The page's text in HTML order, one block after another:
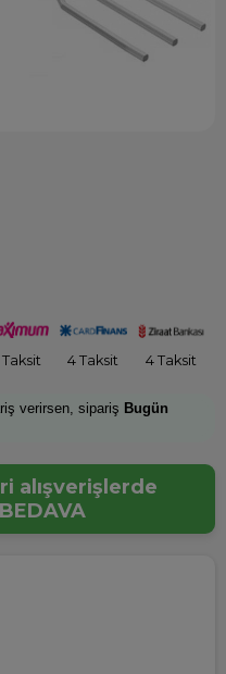
4 Taksit 4 Taksit
verirsen, sipariş Bugün
alışverişlerde